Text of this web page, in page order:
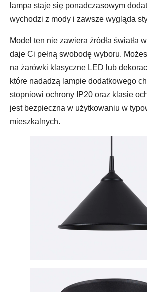
lampa staje się ponadczasowym
wychodzi z mody i zawsze wygląda
Model ten nie zawiera źródła światła
daje Ci pełną swobodę wyboru.
na żarówki klasyczne LED lub
które nadadzą lampie dodatkowego
stopniowi ochrony IP20 oraz klasie
jest bezpieczna w użytkowaniu w
mieszkalnych.